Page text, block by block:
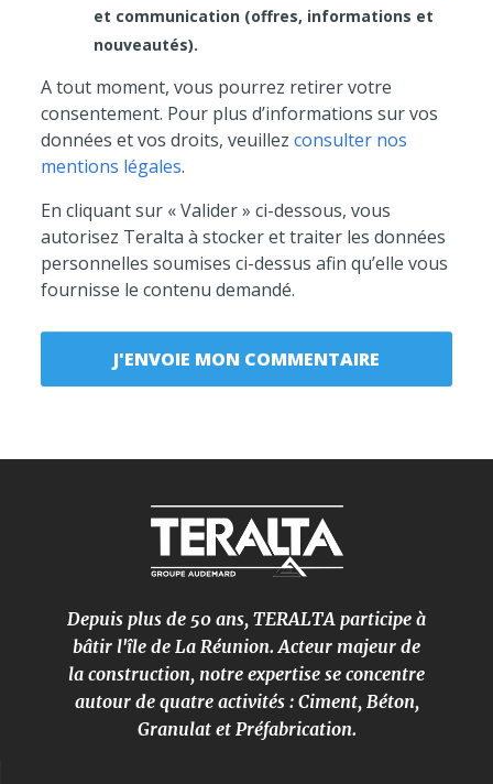
et communication (offres, informations et
nouveautés).
A tout moment, vous pourrez retirer votre
consentement. Pour plus d’informations sur vos
données et vos droits, veuillezconsulter nos
mentions légales.
En cliquant sur « Valider » ci-dessous, vous
autorisez Teralta à stocker et traiter les données
personnelles soumises ci-dessus afin qu’elle vous
fournisse le contenu demandé.
Depuis plus de 50 ans, TERALTA participe à
bâtir l'île de La Réunion. Acteur majeur de
la construction, notre expertise se concentre
autour de quatre activités : Ciment, Béton,
Granulat et Préfabrication.